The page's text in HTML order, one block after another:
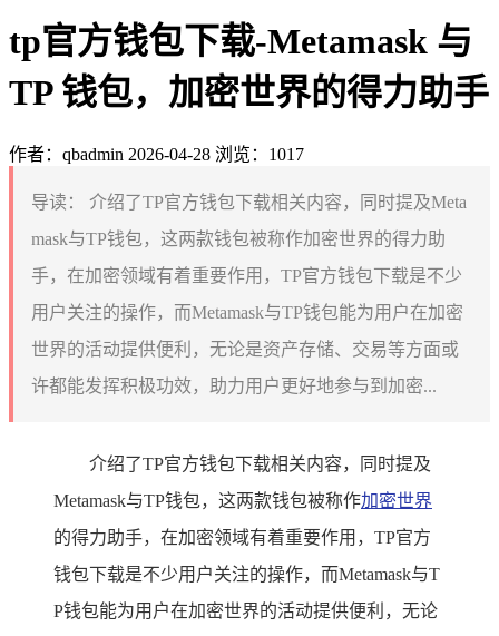
tp官方钱包下载-Metamask 与
TP 钱包，加密世界的得力助手
作者：qbadmin 2026-04-28 浏览：1017
导读：
介绍了TP官方钱包下载相关内容，同时提及Meta
mask与TP钱包，这两款钱包被称作加密世界的得力助
手，在加密领域有着重要作用，TP官方钱包下载是不少
用户关注的操作，而Metamask与TP钱包能为用户在加密
世界的活动提供便利，无论是资产存储、交易等方面或
许都能发挥积极功效，助力用户更好地参与到加密...
介绍了TP官方钱包下载相关内容，同时提及
Metamask与TP钱包，这两款钱包被称作加密世界
的得力助手，在加密领域有着重要作用，TP官方
钱包下载是不少用户关注的操作，而Metamask与T
P钱包能为用户在加密世界的活动提供便利，无论